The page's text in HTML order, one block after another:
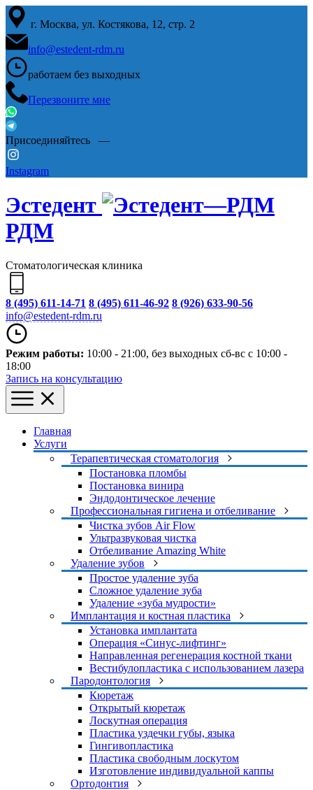
г. Москва, ул. Костякова, 12, стр. 2
info@estedent-rdm.ru
работаем без выходных
Перезвоните мне
Присоединяйтесь —
Instagram
Эстедент
РДМ
Стоматологическая клиника
8 (495) 611-14-71 8 (495) 611-46-92 8 (926) 633-90-56
info@estedent-rdm.ru
Режим работы: 10:00 - 21:00, без выходных сб-вс с 10:00 -
18:00
Запись на консультацию
Главная
Услуги
Терапевтическая стоматология
Постановка пломбы
Постановка винира
Эндодонтическое лечение
Профессиональная гигиена и отбеливание
Чистка зубов Air Flow
Ультразвуковая чистка
Отбеливание Amazing White
Удаление зубов
Простое удаление зуба
Сложное удаление зуба
Удаление «зуба мудрости»
Имплантация и костная пластика
Установка имплантата
Операция «Синус-лифтинг»
Направленная регенерация костной ткани
Вестибулопластика с использованием лазера
Пародонтология
Кюретаж
Открытый кюретаж
Лоскутная операция
Пластика уздечки губы, языка
Гингивопластика
Пластика свободным лоскутом
Изготовление индивидуальной каппы
Ортодонтия